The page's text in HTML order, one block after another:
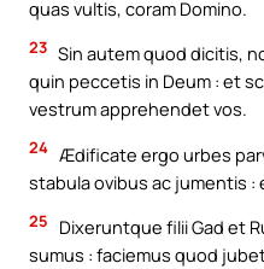
quas vultis, coram Domino.
23 Sin autem quod dicitis,
quin peccetis in Deum : et
vestrum apprehendet vos.
24 Ædificate ergo urbes
stabula ovibus ac jumentis
25
Dixeruntque filii Gad et
sumus : faciemus quod